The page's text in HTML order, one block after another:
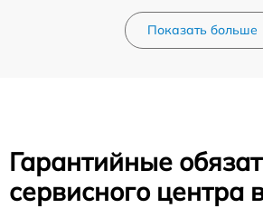
Показать больше
Гарантийные
сервисного центра